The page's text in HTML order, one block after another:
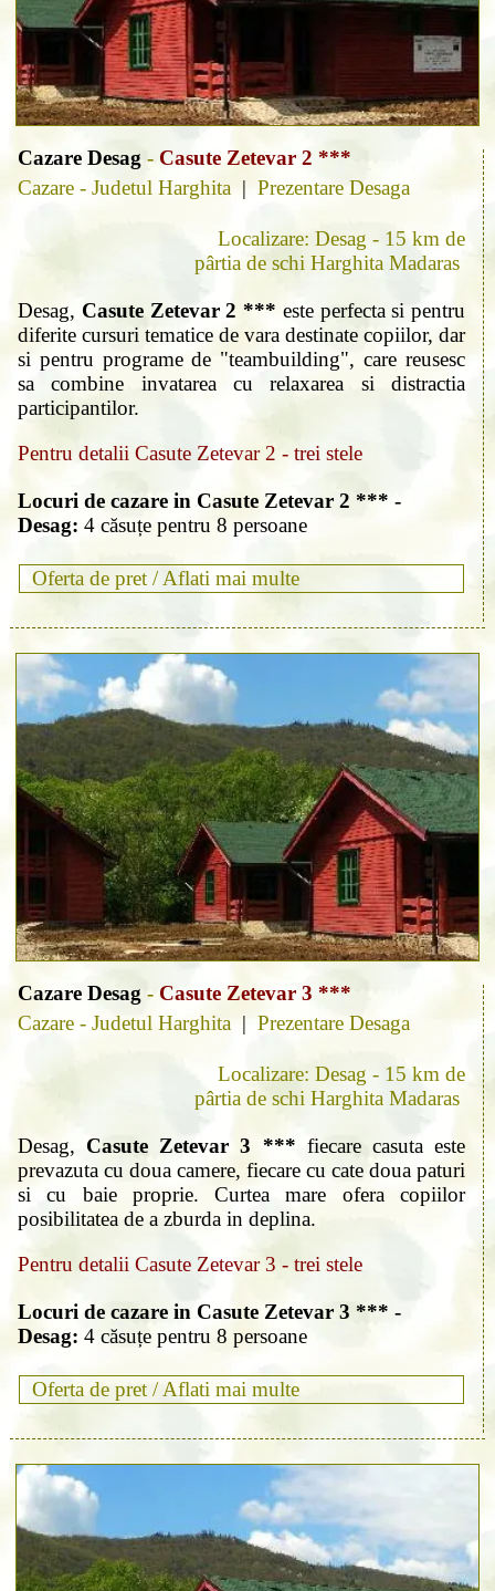
Cazare Desag - Casute Zetevar 2 ***
Cazare - Judetul Harghita | Prezentare Desaga
Localizare: Desag - 15 km de
pârtia de schi Harghita Madaras
Desag, Casute Zetevar 2 *** este perfecta si pentru
diferite cursuri tematice de vara destinate copiilor, dar
si pentru programe de "teambuilding", care reusesc
sa combine invatarea cu relaxarea si distractia
participantilor.
Pentru detalii Casute Zetevar 2 - trei stele
Locuri de cazare in Casute Zetevar 2 *** -
Desag: 4 căsuțe pentru 8 persoane
Oferta de pret / Aflati mai multe
Cazare Desag - Casute Zetevar 3 ***
Cazare - Judetul Harghita | Prezentare Desaga
Localizare: Desag - 15 km de
pârtia de schi Harghita Madaras
Desag, Casute Zetevar 3 *** fiecare casuta este
prevazuta cu doua camere, fiecare cu cate doua paturi
si cu baie proprie. Curtea mare ofera copiilor
posibilitatea de a zburda in deplina.
Pentru detalii Casute Zetevar 3 - trei stele
Locuri de cazare in Casute Zetevar 3 *** -
Desag: 4 căsuțe pentru 8 persoane
Oferta de pret / Aflati mai multe